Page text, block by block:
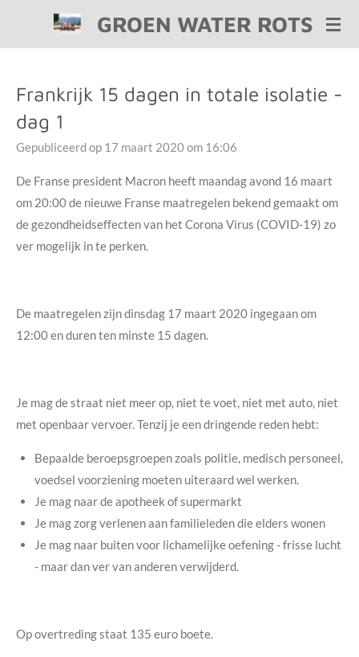
hoofdinhoud
GROEN WATER ROTS
Frankrijk 15 dagen in totale isolatie -
dag 1
Gepubliceerd op 17 maart 2020 om 16:06
De Franse president Macron heeft maandag avond 16 maart
om 20:00 de nieuwe Franse maatregelen bekend gemaakt om
de gezondheidseffecten van het Corona Virus (COVID-19) zo
ver mogelijk in te perken.
De maatregelen zijn dinsdag 17 maart 2020 ingegaan om
12:00 en duren ten minste 15 dagen.
Je mag de straat niet meer op, niet te voet, niet met auto, niet
met openbaar vervoer. Tenzij je een dringende reden hebt:
Bepaalde beroepsgroepen zoals politie, medisch personeel,
voedsel voorziening moeten uiteraard wel werken.
Je mag naar de apotheek of supermarkt
Je mag zorg verlenen aan familieleden die elders wonen
Je mag naar buiten voor lichamelijke oefening - frisse lucht
- maar dan ver van anderen verwijderd.
Op overtreding staat 135 euro boete.